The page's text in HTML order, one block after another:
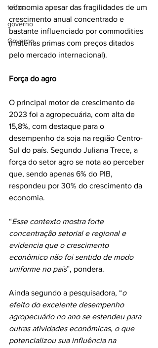
tráfico
governo
Governo
economia apesar das fragilidades de um
crescimento anual concentrado e
bastante influenciado por commodities
(matérias primas com preços ditados
pelo mercado internacional).
Força do agro
O principal motor de crescimento de
2023 foi a agropecuária, com alta de
15,8%, com destaque para o
desempenho da soja na região Centro-
Sul do país. Segundo Juliana Trece, a
força do setor agro se nota ao perceber
que, sendo apenas 6% do PIB,
respondeu por 30% do crescimento da
economia.
“Esse contexto mostra forte
concentração setorial e regional e
evidencia que o crescimento
econômico não foi sentido de modo
uniforme no país”, pondera.
Ainda segundo a pesquisadora, “o
efeito do excelente desempenho
agropecuário no ano se estendeu para
outras atividades econômicas, o que
potencializou sua influência na